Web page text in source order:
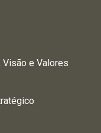
e Valores